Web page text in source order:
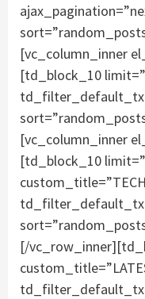
[vc_column_inner
[td_block_10
[vc_column_inner
[td_block_10
[/